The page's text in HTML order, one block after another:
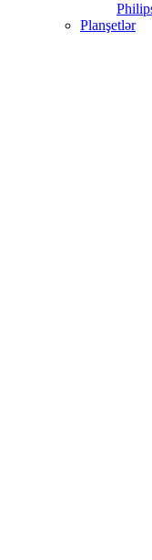
Planşetlər